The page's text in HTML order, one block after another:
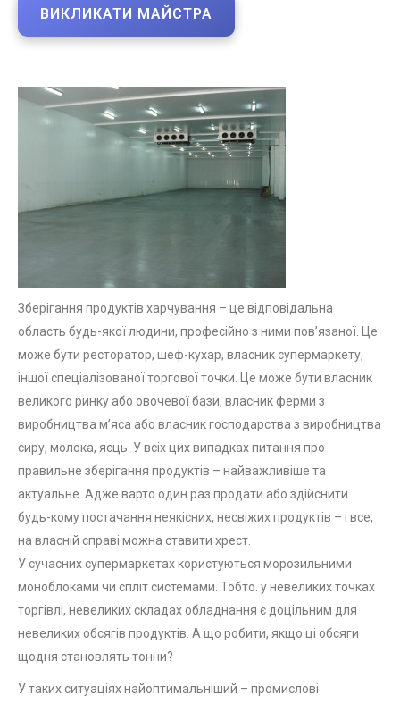
ВИКЛИКАТИ МАЙСТРА
Зберігання продуктів харчування – це відповідальна
область будь-якої людини, професійно з ними пов’язаної. Це
може бути ресторатор, шеф-кухар, власник супермаркету,
іншої спеціалізованої торгової точки. Це може бути власник
великого ринку або овочевої бази, власник ферми з
виробництва м’яса або власник господарства з виробництва
сиру, молока, яєць. У всіх цих випадках питання про
правильне зберігання продуктів – найважливіше та
актуальне. Адже варто один раз продати або здійснити
будь-кому постачання неякісних, несвіжих продуктів – і все,
на власній справі можна ставити хрест.
У сучасних супермаркетах користуються морозильними
моноблоками чи спліт системами. Тобто. у невеликих точках
торгівлі, невеликих складах обладнання є доцільним для
невеликих обсягів продуктів. А що робити, якщо ці обсяги
щодня становлять тонни?
У таких ситуаціях найоптимальніший – промислові